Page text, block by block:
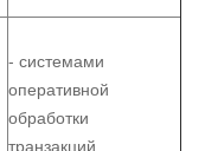
- системами
оперативной
обработки
транзакций